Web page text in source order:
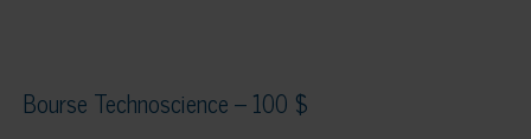
Bourse Technoscience – 100 $